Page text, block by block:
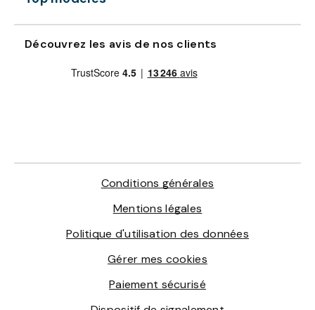
Découvrez les avis de nos clients
Conditions générales
Mentions légales
Politique d'utilisation des données
Gérer mes cookies
Paiement sécurisé